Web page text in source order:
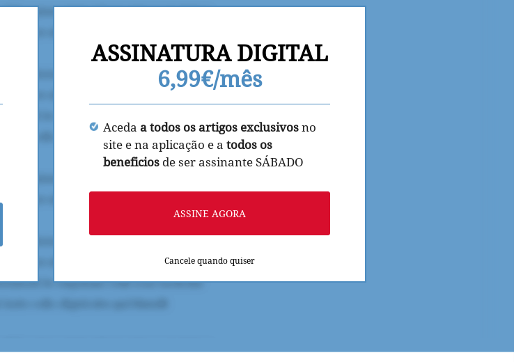
ASSINATURA DIGITAL
6,99€/mês
Aceda a todos os artigos exclusivosno
site e na aplicação e a todos os
beneficios de ser assinante SÁBADO
ASSINE AGORA
Cancele quando quiser